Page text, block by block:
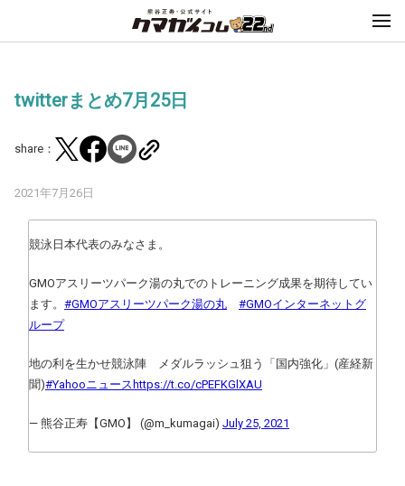
twitterまとめ7月25日
share：
2021年7月26日
競泳日本代表のみなさま。
GMOアスリーツパーク湯の丸でのトレーニング成果を期待してい
ます。 #GMOアスリーツパーク湯の丸
#GMOインターネットグ
ループ
地の利を生かせ競泳陣 メダルラッシュ狙う「国内強化」(産経新
聞)#Yahooニュース https://t.co/cPEFKGlXAU
— 熊谷正寿【GMO】 (@m_kumagai) July 25, 2021